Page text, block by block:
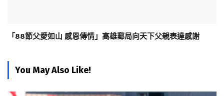
「88節父愛如山 感恩傳情」高雄郵局向天下父親表達感謝
You May Also Like!